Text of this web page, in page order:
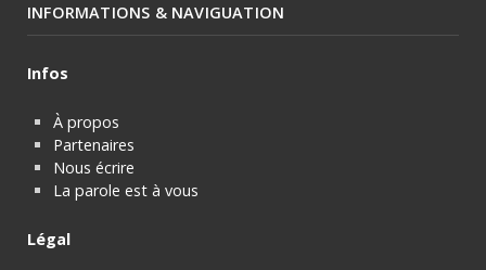
INFORMATIONS & NAVIGUATION
Infos
À propos
Partenaires
Nous écrire
La parole est à vous
Légal